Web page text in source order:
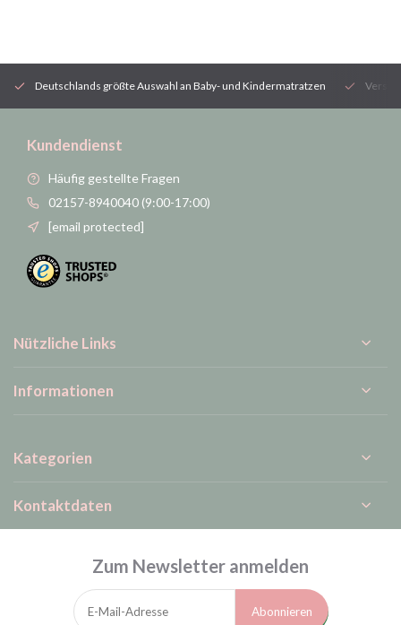
Deutschlands größte Auswahl an Baby- und Kindermatratzen
Kundendienst
Häufig gestellte Fragen
02157-8940040 (9:00-17:00)
[email protected]
Nützliche Links
Informationen
Kategorien
Kontaktdaten
Zum Newsletter anmelden
Abonnieren